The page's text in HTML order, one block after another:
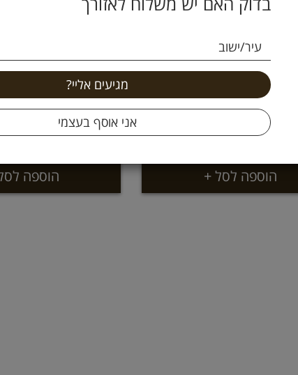
עיר/ישוב
אגר אגר 25 גרם אביב ירוק
22.9 ₪
הוספה לסל +
אבקת פסיליום 240 גרם תמי
39.9 ₪
הוספה